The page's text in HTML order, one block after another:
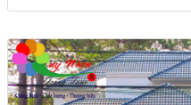
Tour Lào Cai Quy